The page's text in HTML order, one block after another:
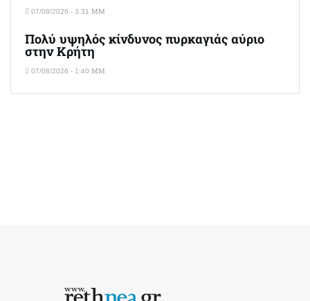
07/08/2026 - 3:31 ΜΜ
Πολύ υψηλός κίνδυνος πυρκαγιάς αύριο
στην Κρήτη
07/08/2026 - 1:40 ΜΜ